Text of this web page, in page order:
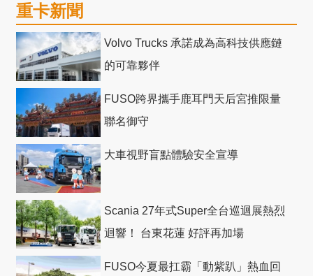
重卡新聞
Volvo Trucks 承諾成為高科技供應鏈
的可靠夥伴
FUSO跨界攜手鹿耳門天后宮推限量
聯名御守
大車視野盲點體驗安全宣導
Scania 27年式Super全台巡迴展熱烈
迴響！ 台東花蓮 好評再加場
FUSO今夏最扛霸「動紫趴」熱血回